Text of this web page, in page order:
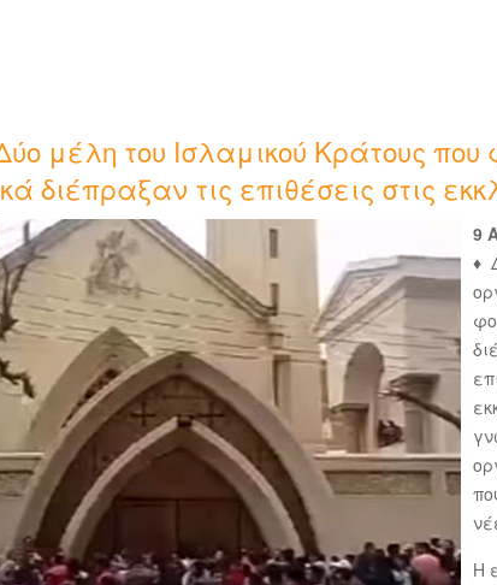
μέλη του Ισλαμικού Κράτους
διέπραξαν τις επιθέσεις στις
9
♦
Η